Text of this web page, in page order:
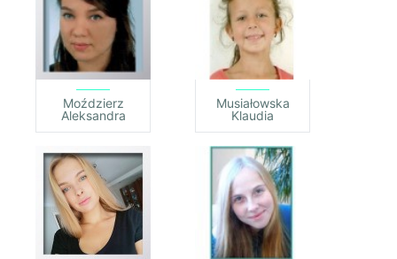
Moździerz
Aleksandra
Musiałowska
Klaudia